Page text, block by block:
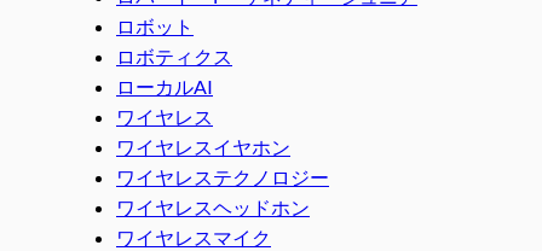
ロボット
ロボティクス
ローカルAI
ワイヤレス
ワイヤレスイヤホン
ワイヤレステクノロジー
ワイヤレスヘッドホン
ワイヤレスマイク